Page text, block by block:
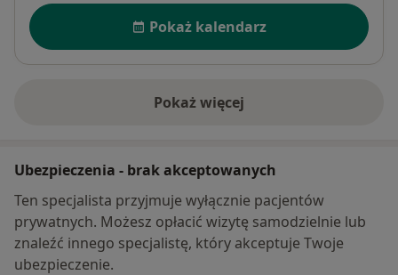
Dostępność
Pokaż kalendarz
Pokaż więcej
o adresie
Ubezpieczenia - brak akceptowanych
Ten specjalista przyjmuje wyłącznie pacjentów
prywatnych. Możesz opłacić wizytę samodzielnie lub
znaleźć innego specjalistę, który akceptuje Twoje
ubezpieczenie.